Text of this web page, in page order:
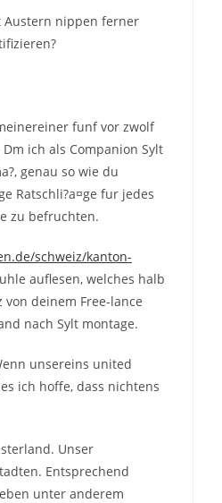
Austern nippen ferner
funf vor zwolf
ich als Companion Sylt
genau so wie du
Ratschli?a¤ge fur jedes
zu befruchten.
schweiz/kanton-
auflesen, welches halb
deinem Free-lance
nach Sylt montage.
unsereins united
ich hoffe, dass nichtens
Unser
Entsprechend
unter anderem